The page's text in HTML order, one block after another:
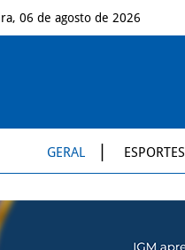
06 de agosto de 2026
GERAL ESPORTES